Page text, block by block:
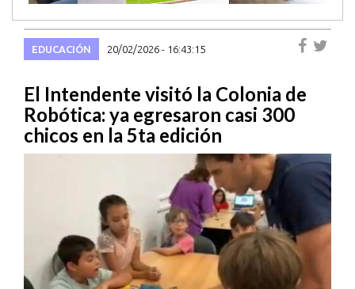
EDUCACIÓN 20/02/2026 - 16:43:15
El Intendente visitó la Colonia de
Robótica: ya egresaron casi 300
chicos en la 5ta edición